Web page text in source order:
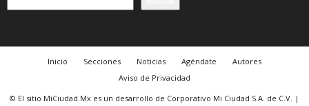
u
Inicio Secciones Noticias Agéndate
Autores
Aviso de Privacidad
© El sitio MiCiudad.Mx es un desarrollo de Corporativo Mi Ciudad S.A. de C.V. |